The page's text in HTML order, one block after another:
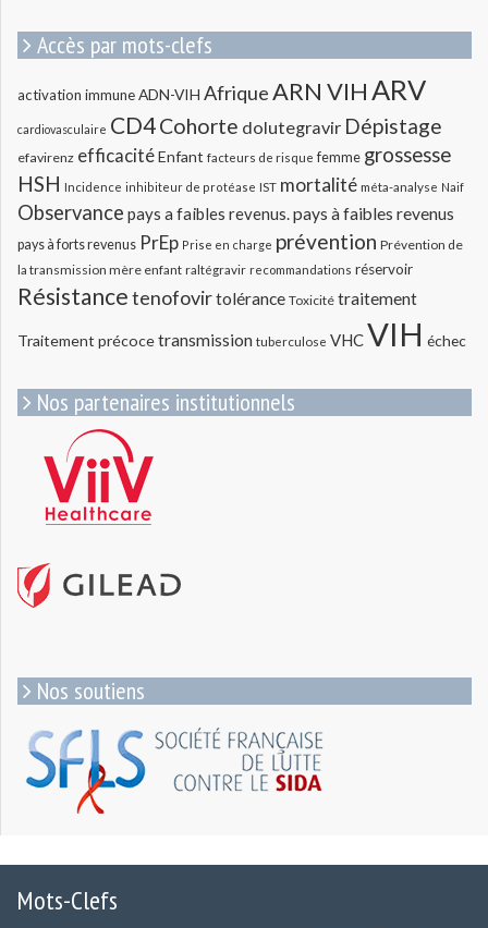
Accès par mots-clefs
activation immuneADN-VIH AfriqueARN VIHARV
cardiovasculaire CD4Cohorte dolutegravir Dépistage
efavirenz efficacitéEnfant facteurs de risque femme grossesse
HSH Incidence inhibiteur de protéase IST mortalité méta-analyse Naif
Observance pays a faibles revenus.pays à faibles revenus
pays à forts revenus PrEp Prise en charge prévention Prévention de
la transmission mère enfant raltégravir recommandations réservoir
Résistancetenofovirtolérance Toxicité traitement
Traitement précocetransmission tuberculose VHCVIH échec
Nos partenaires institutionnels
Nos soutiens
Mots-Clefs